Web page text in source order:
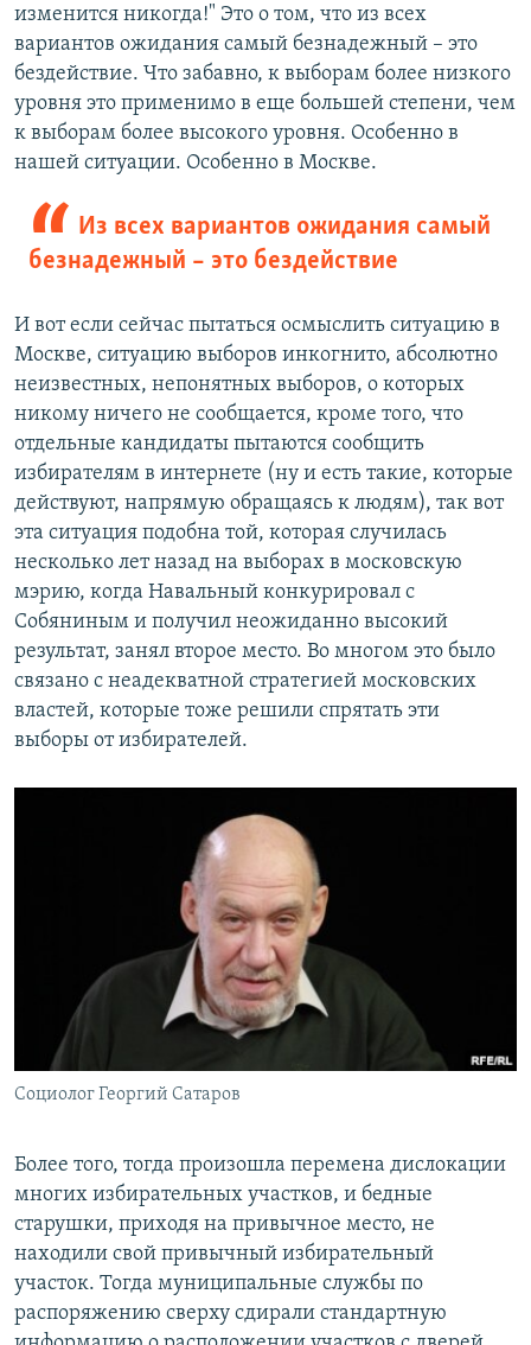
изменится никогда!" Это о том, что из всех
вариантов ожидания самый безнадежный – это
бездействие. Что забавно, к выборам более низкого
уровня это применимо в еще большей степени, чем
к выборам более высокого уровня. Особенно в
нашей ситуации. Особенно в Москве.
Из всех вариантов ожидания самый
безнадежный – это бездействие
И вот если сейчас пытаться осмыслить ситуацию в
Москве, ситуацию выборов инкогнито, абсолютно
неизвестных, непонятных выборов, о которых
никому ничего не сообщается, кроме того, что
отдельные кандидаты пытаются сообщить
избирателям в интернете (ну и есть такие, которые
действуют, напрямую обращаясь к людям), так вот
эта ситуация подобна той, которая случилась
несколько лет назад на выборах в московскую
мэрию, когда Навальный конкурировал с
Собяниным и получил неожиданно высокий
результат, занял второе место. Во многом это было
связано с неадекватной стратегией московских
властей, которые тоже решили спрятать эти
выборы от избирателей.
Социолог Георгий Сатаров
Более того, тогда произошла перемена дислокации
многих избирательных участков, и бедные
старушки, приходя на привычное место, не
находили свой привычный избирательный
участок. Тогда муниципальные службы по
распоряжению сверху сдирали стандартную